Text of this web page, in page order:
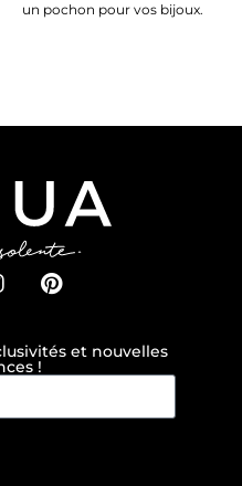
un pochon pour vos bijoux.
et nouvelles
!